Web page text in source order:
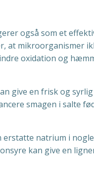
også som et
at mikroorganismer
oxidation og
give en frisk og
smagen i salte
natrium i
kan give en